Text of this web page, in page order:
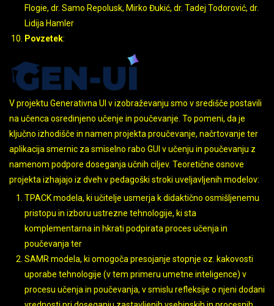
Flogie, dr. Samo Repolusk, Mirko Đukić, dr. Tadej Todorović, dr.
Lidija Hamler
Povzetek:
V projektu Generativna UI v izobraževanju smo v središče postavili
na učenca osredinjeno učenje in poučevanje. To pomeni, da je
ključno izhodišče in namen projekta proučevanje, načrtovanje ter
aplikacija smernic za smiselno rabo GUI v učenju in poučevanju z
namenom podpore doseganja učnih ciljev. Teoretične osnove
projekta izhajajo iz dveh v pedagoški stroki uveljavljenih modelov:
TPACK modela, ki učitelje usmerja k didaktično osmišljenemu
pristopu in izboru ustrezne tehnologije, ki sta
komplementarna in hkrati podpirata proces učenja in
poučevanja ter
SAMR modela, ki omogoča presojanje stopnje oz. kakovosti
uporabe tehnologije (v tem primeru umetne inteligence) v
procesu učenja in poučevanja, v smislu refleksije o njeni dodani